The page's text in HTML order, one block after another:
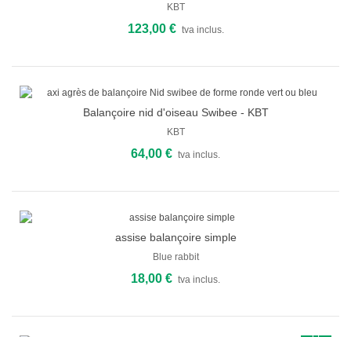
KBT
123,00 € tva inclus.
Balançoire nid d'oiseau Swibee - KBT
KBT
64,00 € tva inclus.
assise balançoire simple
Blue rabbit
18,00 € tva inclus.